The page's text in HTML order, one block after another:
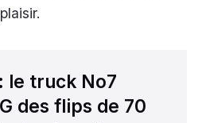
: le truck No7
des flips de 70